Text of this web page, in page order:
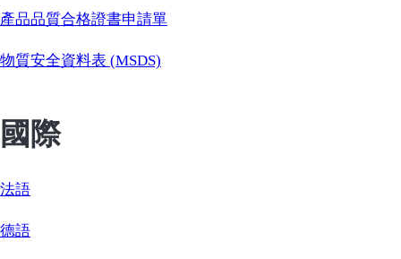
產品品質合格證書申請單
物質安全資料表 (MSDS)
國際
法語
德語